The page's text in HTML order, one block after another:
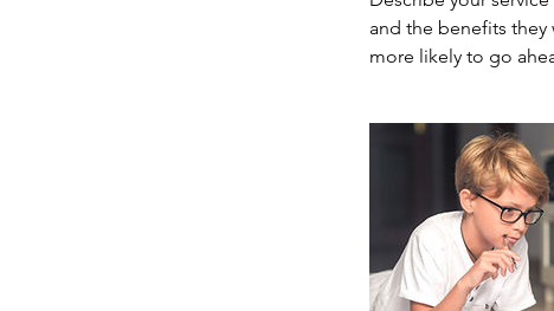
and the benefits
more likely to go